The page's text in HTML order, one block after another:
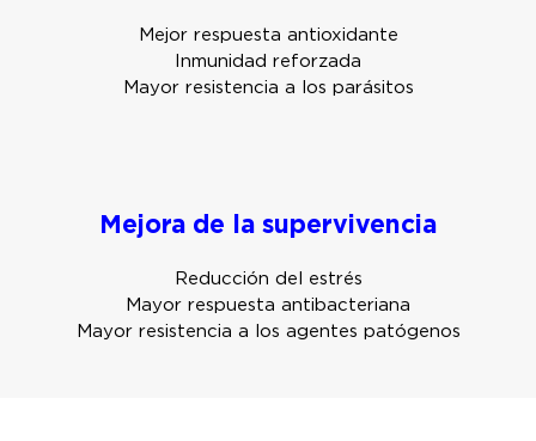
Mejor respuesta antioxidante
Inmunidad reforzada
Mayor resistencia a los parásitos
Mejora de la supervivencia
Reducción del estrés
Mayor respuesta antibacteriana
Mayor resistencia a los agentes patógenos